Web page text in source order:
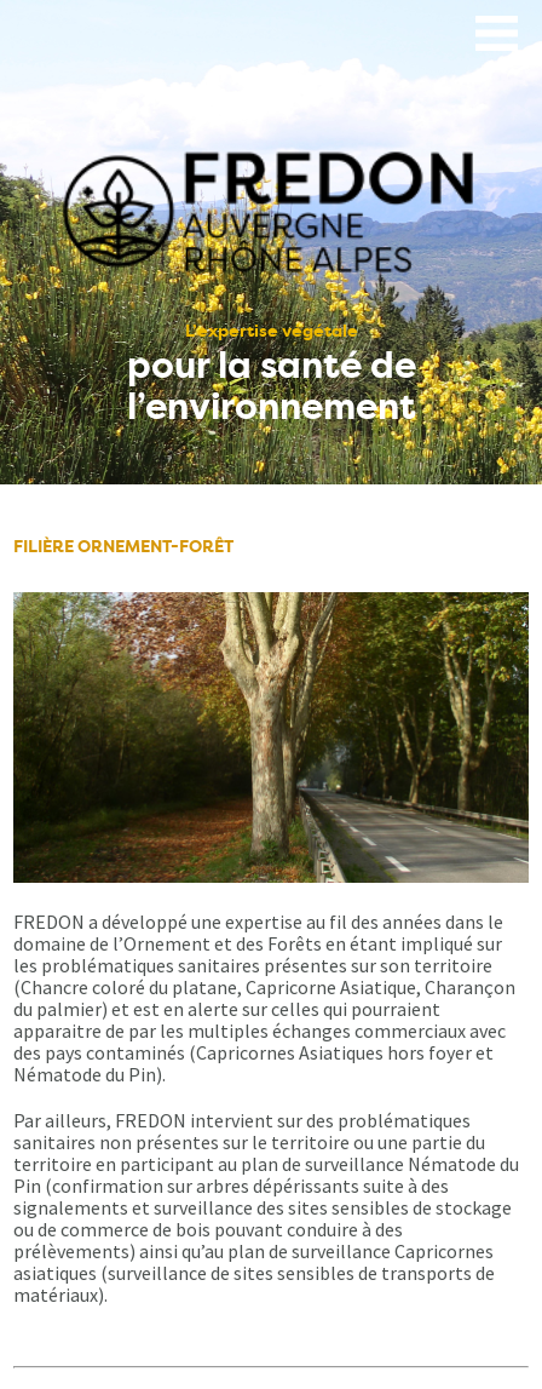
L’expertise végétale
pour la santé de
l’environnement
FILIÈRE ORNEMENT-FORÊT
FREDON a développé une expertise au fil des années dans le
domaine de l’Ornement et des Forêts en étant impliqué sur
les problématiques sanitaires présentes sur son territoire
(Chancre coloré du platane, Capricorne Asiatique, Charançon
du palmier) et est en alerte sur celles qui pourraient
apparaitre de par les multiples échanges commerciaux avec
des pays contaminés (Capricornes Asiatiques hors foyer et
Nématode du Pin).
Par ailleurs, FREDON intervient sur des problématiques
sanitaires non présentes sur le territoire ou une partie du
territoire en participant au plan de surveillance Nématode du
Pin (confirmation sur arbres dépérissants suite à des
signalements et surveillance des sites sensibles de stockage
ou de commerce de bois pouvant conduire à des
prélèvements) ainsi qu’au plan de surveillance Capricornes
asiatiques (surveillance de sites sensibles de transports de
matériaux).